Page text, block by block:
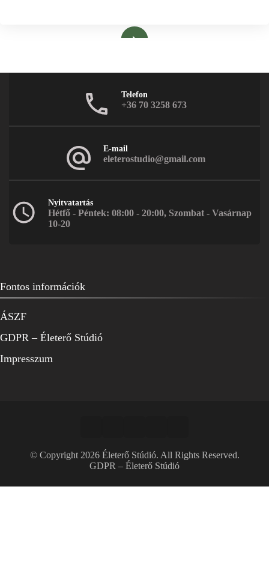
Telefon
+36 70 3258 673
E-mail
eleterostudio@gmail.com
Nyitvatartás
Hétfő - Péntek: 08:00 - 20:00, Szombat - Vasárnap
10-20
Fontos információk
ÁSZF
GDPR – Életerő Stúdió
Impresszum
© Copyright 2026 Életerő Stúdió. All Rights Reserved.
GDPR – Életerő Stúdió